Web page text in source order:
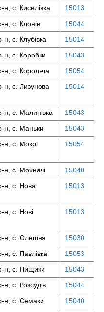
н, с. Киселівка
15013
н, с. Клонів
15044
н, с. Клубівка
15014
н, с. Коробки
15043
н, с. Корольча
15054
н, с. Лизунова
15014
н, с. Малинівка
15043
н, с. Маньки
15043
н, с. Мокрі
15054
н, с. Мохначі
15040
н, с. Нова
15013
н, с. Нові
15013
р-н, с. Олешня
15030
н, с. Павлівка
15053
р-н, с. Пищики
15043
н, с. Розсудів
15044
р-н, с. Семаки
15040